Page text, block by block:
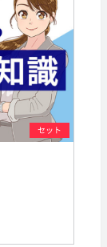
セット